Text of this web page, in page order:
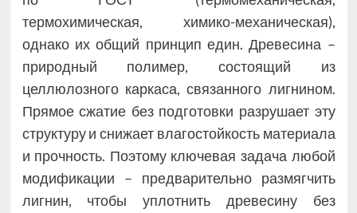
термохимическая, химико-механическая),
однако их общий принцип един. Древесина –
природный полимер, состоящий из
целлюлозного каркаса, связанного лигнином.
Прямое сжатие без подготовки разрушает эту
структуру и снижает влагостойкость материала
и прочность. Поэтому ключевая задача любой
модификации – предварительно размягчить
лигнин, чтобы уплотнить древесину без